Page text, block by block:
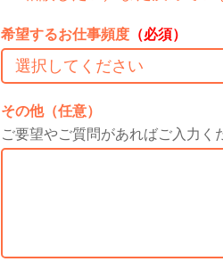
希望するお仕事頻度 （必須）
その他（任意）
ご要望やご質問があればご入力く